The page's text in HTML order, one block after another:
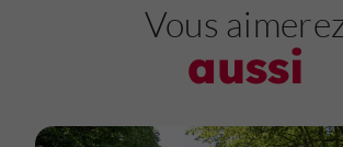
Vous
aussi